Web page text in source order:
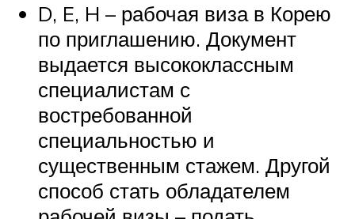
D, E, H – рабочая виза в Корею
по приглашению. Документ
выдается высококлассным
специалистам с
востребованной
специальностью и
существенным стажем. Другой
способ стать обладателем